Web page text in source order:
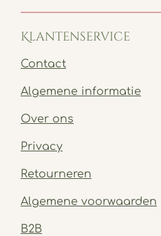
Klantenservice
Contact
Algemene informatie
Over ons
Privacy
Retourneren
Algemene voorwaarden
B2B